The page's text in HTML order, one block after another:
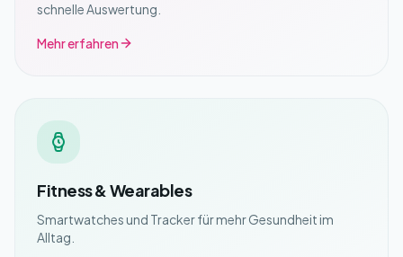
schnelle Auswertung.
Mehr erfahren
Fitness & Wearables
Smartwatches und Tracker für mehr Gesundheit im
Alltag.